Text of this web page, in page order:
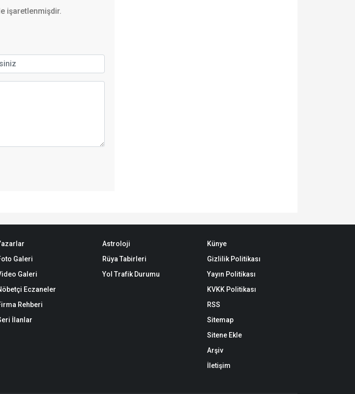
işaretlenmişdir.
Galeri
Galeri
Eczaneler
Rehberi
İlanlar
Astroloji
Rüya Tabirleri
Yol Trafik Durumu
Künye
Gizlilik Politikası
Yayın Politikası
KVKK Politikası
RSS
Sitemap
Sitene Ekle
Arşiv
İletişim